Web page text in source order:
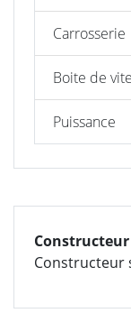
Carrosserie
Boite de
Puissance
Constructeur